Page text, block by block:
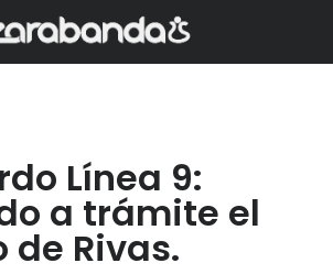
Línea 9:
a trámite el
de Rivas.